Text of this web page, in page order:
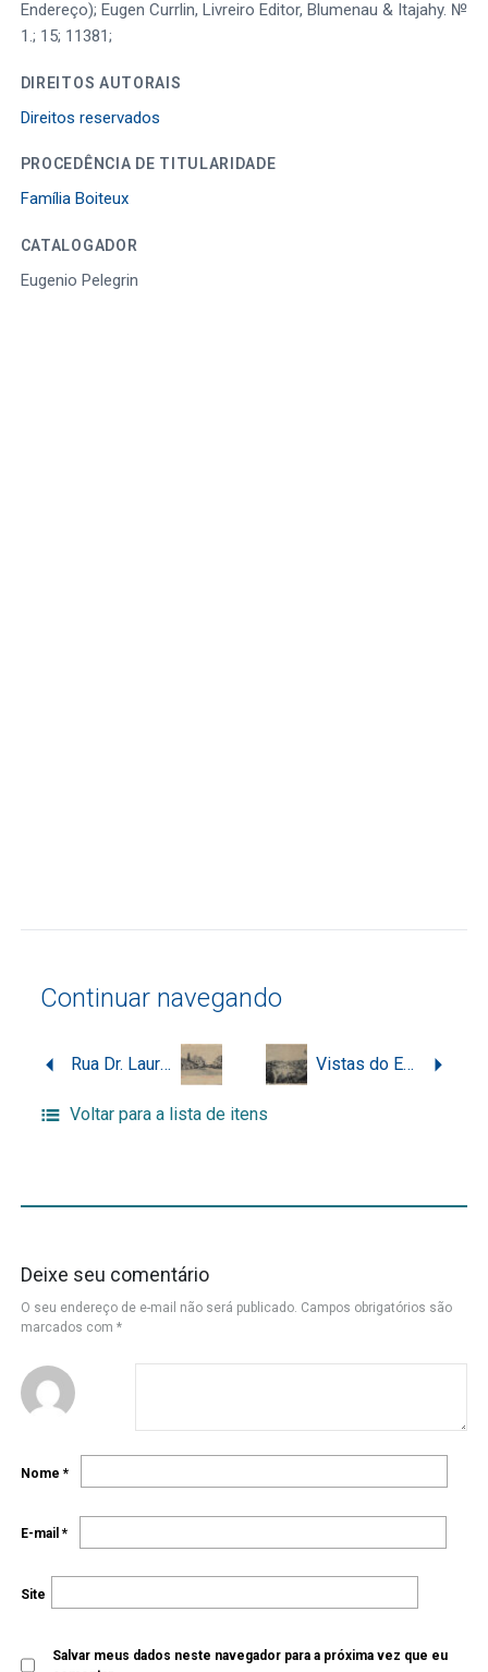
Endereço); Eugen Currlin, Livreiro Editor, Blumenau & Itajahy. №
1.; 15; 11381;
DIREITOS AUTORAIS
Direitos reservados
PROCEDÊNCIA DE TITULARIDADE
Família Boiteux
CATALOGADOR
Eugenio Pelegrin
Continuar navegando
Rua Dr. Lauro Müller na cidade de Itajaí Vistas do Estado de Santa Catharina em comemoração ao centenário da Independência do Brasil 1822-1922: Santa Catarina Interior
Voltar para a lista de itens
Deixe seu comentário
O seu endereço de e-mail não será publicado. Campos obrigatórios são
marcados com *
Nome *
E-mail *
Site
Salvar meus dados neste navegador para a próxima vez que eu